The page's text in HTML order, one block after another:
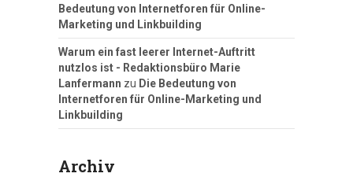
Bedeutung von Internetforen für Online-
Marketing und Linkbuilding
Warum ein fast leerer Internet-Auftritt
nutzlos ist - Redaktionsbüro Marie
Lanfermann zu Die Bedeutung von
Internetforen für Online-Marketing und
Linkbuilding
Archiv